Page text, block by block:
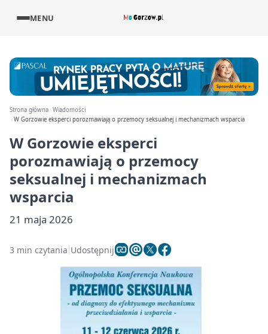
MENU
Strona główna Wiadomości
W Gorzowie eksperci porozmawiają o przemocy seksualnej i mechanizmach wsparcia
W Gorzowie eksperci
porozmawiają o przemocy
seksualnej i mechanizmach
wsparcia
21 maja 2026
3 min czytania Udostępnij